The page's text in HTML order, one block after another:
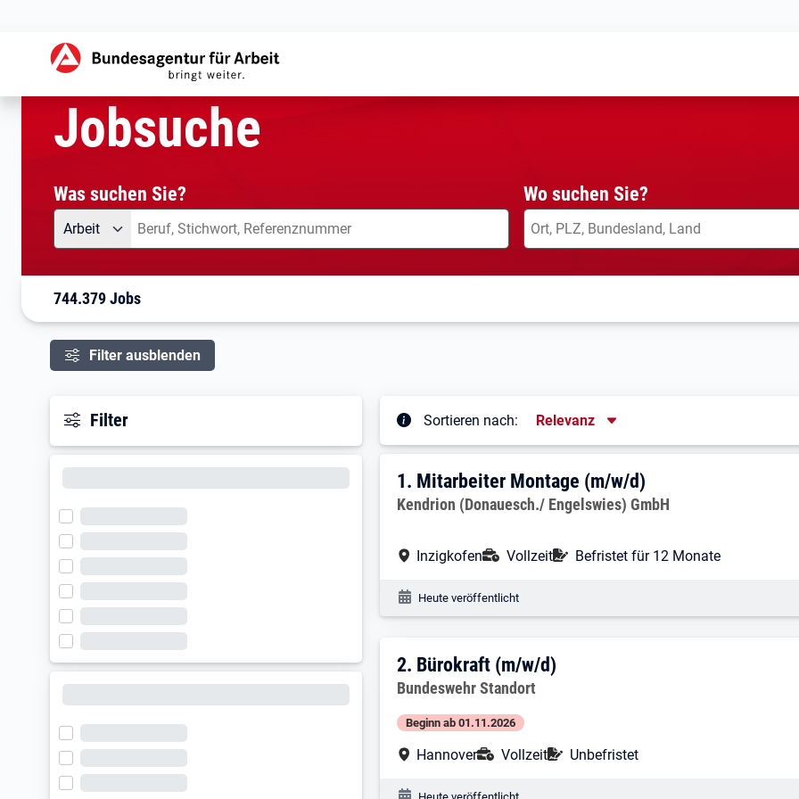
Startseite
Jobsuche
Was suchen Sie?
Angebotsart
Arbeit Was suchen Sie?
Wo suchen Sie?
744.379 Jobs
Filter ausblenden
Filter Sortieren nach: Sortierung
Relevanz
Ergebnisliste
1. Ergebnis: Mitarbeiter Montage (m/w/
1. Mitarbeiter Montage (m/w/d)
Arbeitgeber:
Kendrion (Donauesch./ Engelswies) GmbH
Arbeitsort:
Inzigkofen Anstellungsart:
Vollzeit Befristung:
Befristet für 12 Monate
Veröffentlichungsdatum:
Heute veröffentlicht
2. Ergebnis: Bürokraft (m/w/d)
2. Bürokraft (m/w/d)
Arbeitgeber:
Bundeswehr Standort
Beginn ab 01.11.2026
Arbeitsort:
Hannover Anstellungsart:
Vollzeit Befristung:
Unbefristet
Veröffentlichungsdatum: